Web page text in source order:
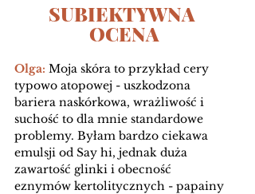
SUBIEKTYWNA
OCENA
Olga: Moja skóra to przykład cery
typowo atopowej - uszkodzona
bariera naskórkowa, wrażliwość i
suchość to dla mnie standardowe
problemy. Byłam bardzo ciekawa
emulsji od Say hi, jednak duża
zawartość glinki i obecność
eznymów kertolitycznych - papainy